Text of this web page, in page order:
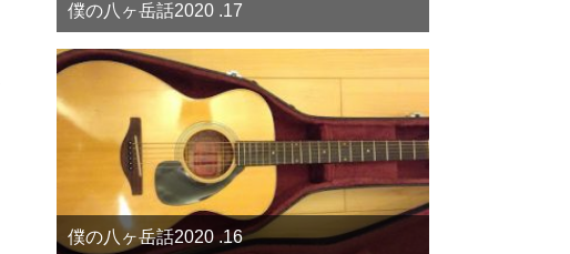
僕の八ヶ岳話2020 .17
僕の八ヶ岳話2020 .16